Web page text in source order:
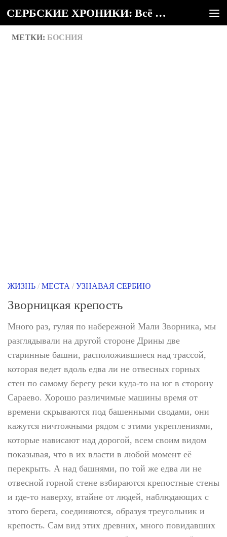
Под записью СЕРБСКИЕ ХРОНИКИ: Всё о Сербии
МЕТКИ: БОСНИЯ
ЖИЗНЬ / МЕСТА / УЗНАВАЯ СЕРБИЮ
Зворницкая крепость
Много раз, гуляя по набережной Мали Зворника, мы
разглядывали на другой стороне Дрины две
старинные башни, расположившиеся над трассой,
которая ведет вдоль едва ли не отвесных горных
стен по самому берегу реки куда-то на юг в сторону
Сараево. Хорошо различимые машины время от
времени скрываются под башенными сводами, они
кажутся ничтожными рядом с этими укреплениями,
которые нависают над дорогой, всем своим видом
показывая, что в их власти в любой момент её
перекрыть. А над башнями, по той же едва ли не
отвесной горной стене взбираются крепостные стены
и где-то наверху, втайне от людей, наблюдающих с
этого берега, соединяются, образуя треугольник и
крепость. Сам вид этих древних, много повидавших